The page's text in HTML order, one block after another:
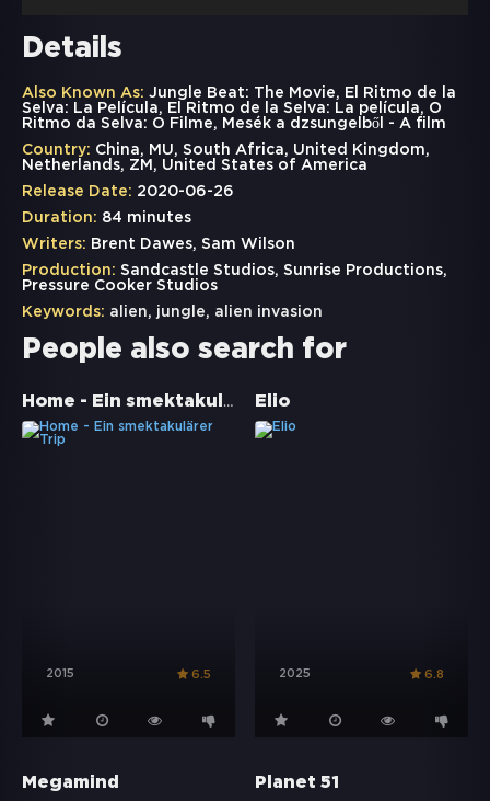
Details
Also Known As: Jungle Beat: The Movie, El Ritmo de la
Selva: La Película, El Ritmo de la Selva: La película, O
Ritmo da Selva: O Filme, Mesék a dzsungelből - A film
Country: China, MU, South Africa, United Kingdom,
Netherlands, ZM, United States of America
Release Date: 2020-06-26
Duration: 84 minutes
Writers: Brent Dawes, Sam Wilson
Production: Sandcastle Studios, Sunrise Productions,
Pressure Cooker Studios
Keywords: alien, jungle, alien invasion
People also search for
Home - Ein smektakulärer Trip
2015 6.5
Elio
2025 6.8
Megamind Planet 51